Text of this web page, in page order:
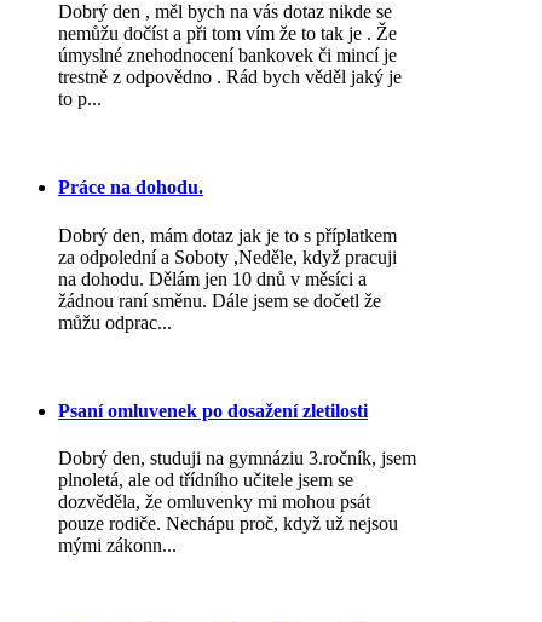
Dobrý den , měl bych na vás dotaz nikde se
nemůžu dočíst a při tom vím že to tak je . Že
úmyslné znehodnocení bankovek či mincí je
trestně z odpovědno . Rád bych věděl jaký je
to p...
Práce na dohodu.
Dobrý den, mám dotaz jak je to s příplatkem
za odpolední a Soboty ,Neděle, když pracuji
na dohodu. Dělám jen 10 dnů v měsíci a
žádnou raní směnu. Dále jsem se dočetl že
můžu odprac...
Psaní omluvenek po dosažení zletilosti
Dobrý den, studuji na gymnáziu 3.ročník, jsem
plnoletá, ale od třídního učitele jsem se
dozvěděla, že omluvenky mi mohou psát
pouze rodiče. Nechápu proč, když už nejsou
mými zákonn...